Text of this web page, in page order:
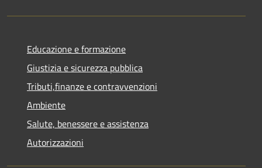
Educazione e formazione
Giustizia e sicurezza pubblica
Tributi,finanze e contravvenzioni
Ambiente
Salute, benessere e assistenza
Autorizzazioni